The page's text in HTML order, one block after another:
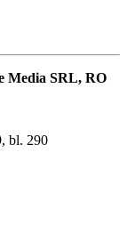
Media SRL, RO
bl. 290